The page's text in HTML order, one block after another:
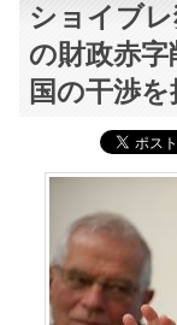
ショイブ
の財政赤
国の干渉を